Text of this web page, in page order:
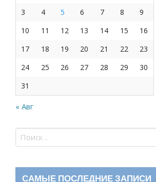
3
4 5 6 7 8
9
10
11 12 13 14 15
16
17
18 19 20 21 22
23
24
25 26 27 28 29
30
31
« Авг
САМЫЕ ПОСЛЕДНИЕ ЗАПИСИ